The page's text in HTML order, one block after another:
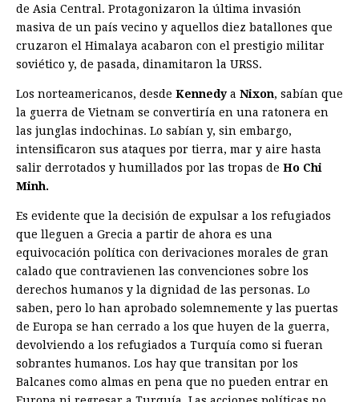
de Asia Central. Protagonizaron la última invasión
masiva de un país vecino y aquellos diez batallones que
cruzaron el Himalaya acabaron con el prestigio militar
soviético y, de pasada, dinamitaron la URSS.
Los norteamericanos, desde Kennedya Nixon, sabían que
la guerra de Vietnam se convertiría en una ratonera en
las junglas indochinas. Lo sabían y, sin embargo,
intensificaron sus ataques por tierra, mar y aire hasta
salir derrotados y humillados por las tropas de Ho Chi
Minh.
Es evidente que la decisión de expulsar a los refugiados
que lleguen a Grecia a partir de ahora es una
equivocación política con derivaciones morales de gran
calado que contravienen las convenciones sobre los
derechos humanos y la dignidad de las personas. Lo
saben, pero lo han aprobado solemnemente y las puertas
de Europa se han cerrado a los que huyen de la guerra,
devolviendo a los refugiados a Turquía como si fueran
sobrantes humanos. Los hay que transitan por los
Balcanes como almas en pena que no pueden entrar en